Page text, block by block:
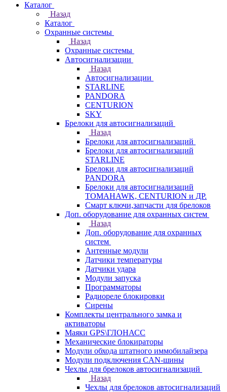
Каталог
Назад
Каталог
Охранные системы
Назад
Охранные системы
Автосигнализации
Назад
Автосигнализации
STARLINE
PANDORA
CENTURION
SKY
Брелоки для автосигнализаций
Назад
Брелоки для автосигнализаций
Брелоки для автосигнализаций
STARLINE
Брелоки для автосигнализаций
PANDORA
Брелоки для автосигнализаций
TOMAHAWK, CENTURION и ДР.
Смарт ключи,запчасти для брелоков
Доп. оборудование для охранных систем
Назад
Доп. оборудование для охранных
систем
Антенные модули
Датчики температуры
Датчики удара
Модули запуска
Программаторы
Радиореле блокировки
Сирены
Комплекты центрального замка и
активаторы
Маяки GPS\ГЛОНАСС
Механические блокираторы
Модули обхода штатного иммобилайзера
Модули подключения CAN-шины
Чехлы для брелоков автосигнализаций
Назад
Чехлы для брелоков автосигнализаций